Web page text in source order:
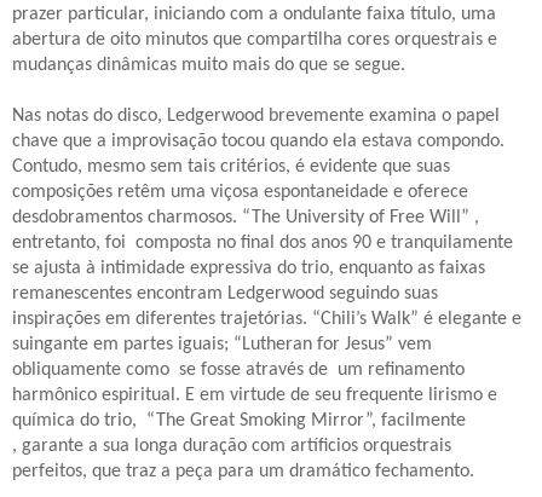
prazer particular, iniciando com a ondulante faixa título, uma
abertura de oito minutos que compartilha cores orquestrais e
mudanças dinâmicas muito mais do que se segue.
Nas notas do disco, Ledgerwood brevemente examina o papel
chave que a improvisação tocou quando ela estava compondo.
Contudo, mesmo sem tais critérios, é evidente que suas
composições retêm uma viçosa espontaneidade e oferece
desdobramentos charmosos. “The University of Free Will” ,
entretanto, foi composta no final dos anos 90 e tranquilamente
se ajusta à intimidade expressiva do trio, enquanto as faixas
remanescentes encontram Ledgerwood seguindo suas
inspirações em diferentes trajetórias. “Chili’s Walk” é elegante e
suingante em partes iguais; “Lutheran for Jesus” vem
obliquamente como se fosse através de um refinamento
harmônico espiritual. E em virtude de seu frequente lirismo e
química do trio,
“The Great Smoking Mirror”, facilmente
, garante a sua longa duração com artíficios orquestrais
perfeitos, que traz a peça para um dramático fechamento.